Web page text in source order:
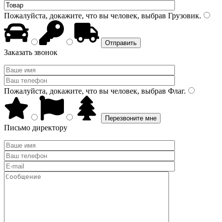
Пожалуйста, докажите, что вы человек, выбрав Грузовик.
Заказать звонок
Пожалуйста, докажите, что вы человек, выбрав Флаг.
Письмо директору